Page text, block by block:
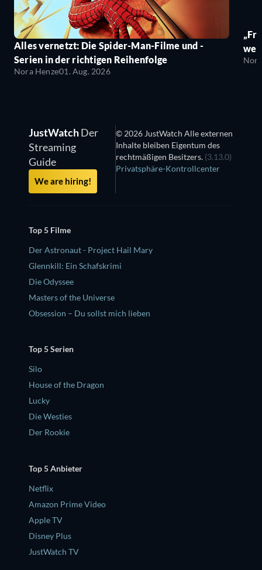
Alles vernetzt: Die Spider-Man-Filme und -
Serien in der richtigen Reihenfolge
Nora Henze01. Aug. 2026
JustWatchDer
Streaming
Guide
We are hiring!
© 2026 JustWatch Alle externen
Inhalte bleiben Eigentum des
rechtmäßigen Besitzers. (3.13.0)
Privatsphäre-Kontrollcenter
Top 5 Filme
Der Astronaut - Project Hail Mary
Glennkill: Ein Schafskrimi
Die Odyssee
Masters of the Universe
Obsession – Du sollst mich lieben
Top 5 Serien
Silo
House of the Dragon
Lucky
Die Westies
Der Rookie
Top 5 Anbieter
Netflix
Amazon Prime Video
Apple TV
Disney Plus
JustWatch TV